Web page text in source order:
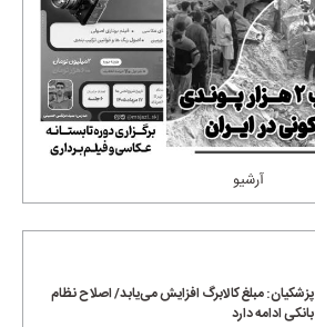
آرشیو
پزشکیان: مبلغ کالابرگ افزایش می‌یابد/ اصلاح نظام
بانکی ادامه دارد